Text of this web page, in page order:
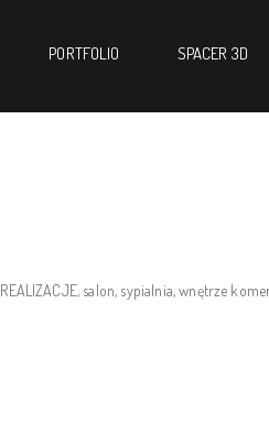
PORTFOLIO SPACER 3D
REALIZACJE, salon, sypialnia,wnętrze